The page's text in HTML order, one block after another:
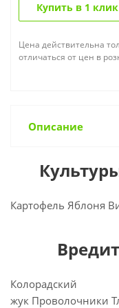
Купить в 1 клик
Цена действительна
отличаться от цен в
Описание
Картофель Яблоня
Колорадский
жук Проволочники